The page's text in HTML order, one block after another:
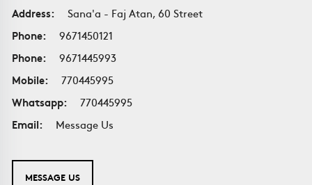
Address:
Sana'a - Faj Atan, 60 Street
Phone:
9671450121
Phone:
9671445993
Mobile:
770445995
Whatsapp:
770445995
Email:
Message Us
MESSAGE US